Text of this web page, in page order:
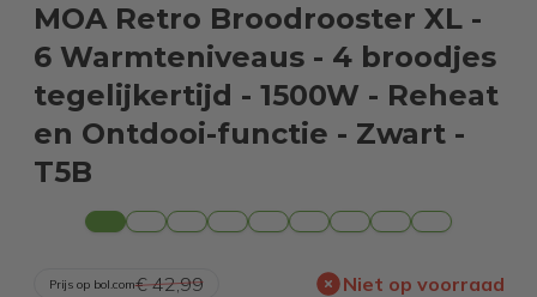
MOA Retro Broodrooster XL -
6 Warmteniveaus - 4 broodjes
tegelijkertijd - 1500W - Reheat
en Ontdooi-functie - Zwart -
T5B
Prijs op bol.com€ 42,99 Niet op voorraad